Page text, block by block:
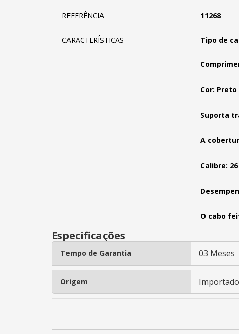
REFERÊNCIA 11268
CARACTERÍSTICAS Tipo de
Cor: Preto
Suporta
A
Calibre:
O cabo
Especificações
Tempo de Garantia 03 Meses
Origem Importado